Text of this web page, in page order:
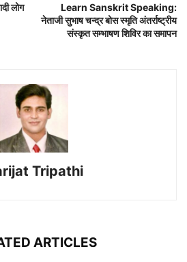
लोग
Learn Sanskrit Speaking:
नेताजी सुभाष चन्द्र बोस स्मृति अंतर्राष्ट्रीय
संस्कृत सम्भाषण शिविर का समापन
Tripathi
ARTICLES